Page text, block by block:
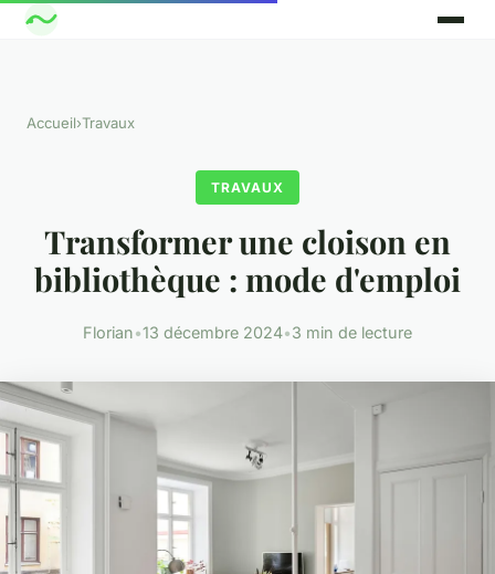
Accueil›Travaux
TRAVAUX
Transformer une cloison en
bibliothèque : mode d'emploi
Florian•13 décembre 2024•3 min de lecture